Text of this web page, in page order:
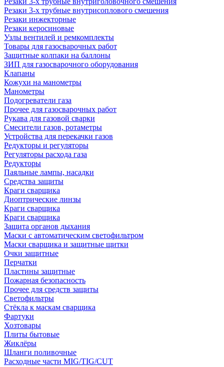
Резаки 3-х трубные внутрисоплового смешения
Резаки инжекторные
Резаки керосиновые
Узлы вентилей и ремкомплекты
Товары для газосварочных работ
Защитные колпаки на баллоны
ЗИП для газосварочного оборудования
Клапаны
Кожухи на манометры
Манометры
Подогреватели газа
Прочее для газосварочных работ
Рукава для газовой сварки
Смесители газов, ротаметры
Устройства для перекачки газов
Редукторы и регуляторы
Регуляторы расхода газа
Редукторы
Паяльные лампы, насадки
Средства защиты
Краги сварщика
Диоптрические линзы
Краги сварщика
Краги сварщика
Защита органов дыхания
Маски с автоматическим светофильтром
Маски сварщика и защитные щитки
Очки защитные
Перчатки
Пластины защитные
Пожарная безопасность
Прочее для средств защиты
Светофильтры
Стёкла к маскам сварщика
Фартуки
Хозтовары
Плиты бытовые
Жиклёры
Шланги поливочные
Расходные части MIG/TIG/CUT